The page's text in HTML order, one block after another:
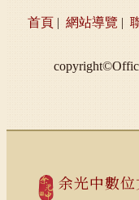
首頁 | 網站導覽 |
余光中數